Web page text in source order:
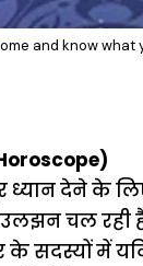
and know what
देने के
चल रही
सदस्यों में